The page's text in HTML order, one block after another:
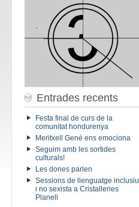
Entrades recents
Festa final de curs de la
comunitat hondurenya
Meritxell Gené ens emociona
Seguim amb les sortides
culturals!
Les dones parlen
Sessions de llenguatge inclusiu
i no sexista a Cristalleries
Planell